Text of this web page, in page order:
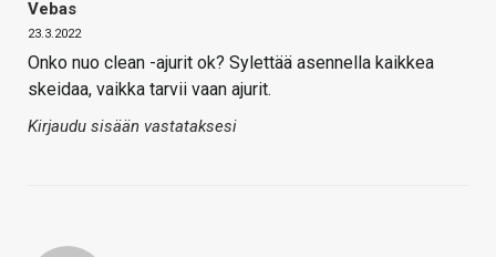
Vebas
23.3.2022
Onko nuo clean -ajurit ok? Sylettää asennella kaikkea
skeidaa, vaikka tarvii vaan ajurit.
Kirjaudu sisään vastataksesi